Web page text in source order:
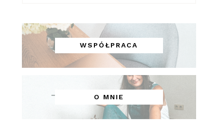
WSPÓŁPRACA
O MNIE